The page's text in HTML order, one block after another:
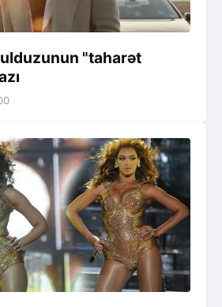
"taharət